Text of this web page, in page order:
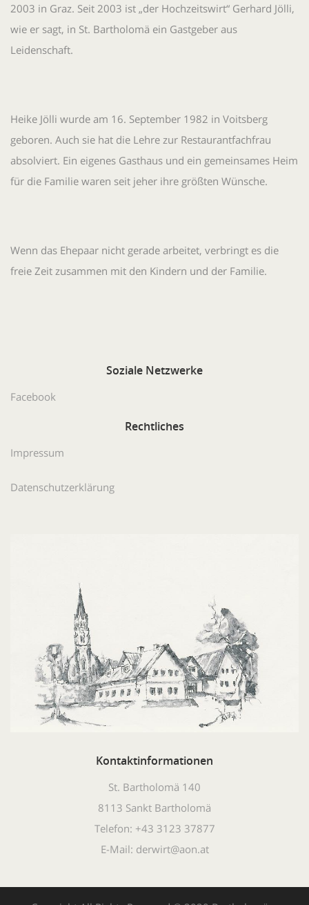
2003 in Graz. Seit 2003 ist „der Hochzeitswirt“ Gerhard Jölli,
wie er sagt, in St. Bartholomä ein Gastgeber aus
Leidenschaft.
Heike Jölli wurde am 16. September 1982 in Voitsberg
geboren. Auch sie hat die Lehre zur Restaurantfachfrau
absolviert. Ein eigenes Gasthaus und ein gemeinsames Heim
für die Familie waren seit jeher ihre größten Wünsche.
Wenn das Ehepaar nicht gerade arbeitet, verbringt es die
freie Zeit zusammen mit den Kindern und der Familie.
Soziale Netzwerke
Facebook
Rechtliches
Impressum
Datenschutzerklärung
Kontaktinformationen
St. Bartholomä 140
8113 Sankt Bartholomä
Telefon: +43 3123 37877
E-Mail: derwirt@aon.at